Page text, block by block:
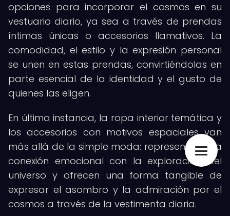
opciones para incorporar el cosmos en su
vestuario diario, ya sea a través de prendas
íntimas únicas o accesorios llamativos. La
comodidad, el estilo y la expresión personal
se unen en estas prendas, convirtiéndolas en
parte esencial de la identidad y el gusto de
quienes las eligen.
En última instancia, la ropa interior temática y
los accesorios con motivos espaciales van
más allá de la simple moda: representan una
conexión emocional con la exploración del
universo y ofrecen una forma tangible de
expresar el asombro y la admiración por el
cosmos a través de la vestimenta diaria.